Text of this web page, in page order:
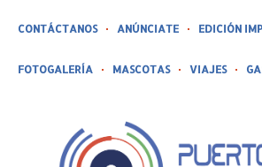
CONTÁCTANOS ANÚNCIATE EDICIÓN
FOTOGALERÍA MASCOTAS VIAJES